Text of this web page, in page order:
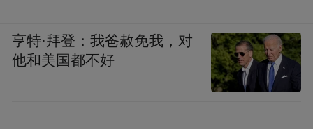
亨特·拜登：我爸赦免我，对
他和美国都不好